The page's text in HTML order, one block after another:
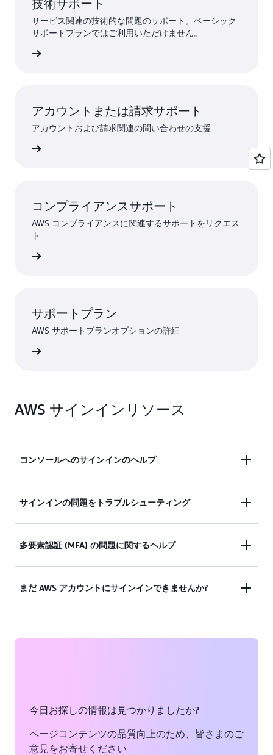
技術サポート
サービス関連の技術的な問題のサポート。ベーシック
サポートプランではご利用いただけません。
アカウントまたは請求サポート
アカウントおよび請求関連の問い合わせの支援
コンプライアンスサポート
AWS コンプライアンスに関連するサポートをリクエス
ト
サポートプラン
AWS サポートプランオプションの詳細
AWS サインインリソース
コンソールへのサインインのヘルプ
AWS マネジメントコンソールへのサインインにサ
ドキュメンテーションを表示する
サインインの問題をトラブルシューティング
サインインしようとしましたが、認証情報が機能し
か?
多要素認証 (MFA) の問題に関するヘルプ
紛失、及び仕様できなくなった多要素認証 (MFA) デ
ソリューションを見る
まだ AWS アカウントにサインインできませんか?
今日お探しの情報は見つかりましたか?
ページコンテンツの品質向上のため、皆さまのご
意見をお寄せください